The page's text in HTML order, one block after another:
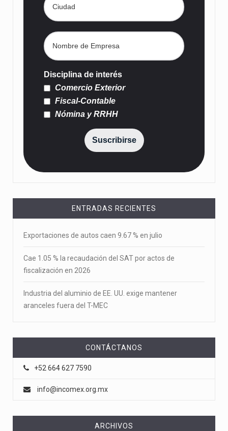
Disciplina de interés
Comercio Exterior
Fiscal-Contable
Nómina y RRHH
Suscribirse
ENTRADAS RECIENTES
Exportaciones de autos caen 9.67 % en julio
Cae 1.05 % la recaudación del SAT por actos de
fiscalización en 2026
Industria del aluminio de EE. UU. exige mantener
aranceles fuera del T-MEC
CONTÁCTANOS
+52 664 627 7590
info@incomex.org.mx
ARCHIVOS